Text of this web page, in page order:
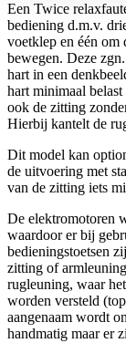
Een Twice
bediening d.m.v.
voetklep en één om
bewegen. Deze
hart in een
hart minimaal
ook de zitting
Hierbij kantelt de
Dit model kan
de uitvoering met
van de zitting iets
De elektromotoren
waardoor er bij
bedieningstoetsen
zitting of
rugleuning, waar
worden versteld
aangenaam wordt
handmatig maar er